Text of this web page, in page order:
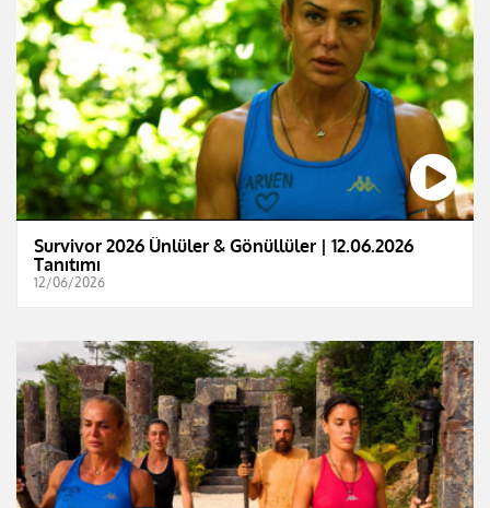
Survivor 2026 Ünlüler & Gönüllüler | 12.06.2026
Tanıtımı
12/06/2026